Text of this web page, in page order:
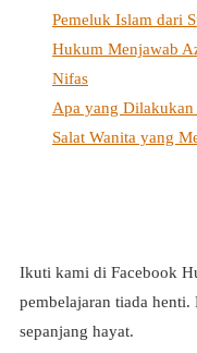
Pemeluk Islam dari
Hukum Menjawab
Nifas
Apa yang Dilakukan
Salat Wanita yang
Ikuti kami di Facebook
pembelajaran tiada henti.
sepanjang hayat.